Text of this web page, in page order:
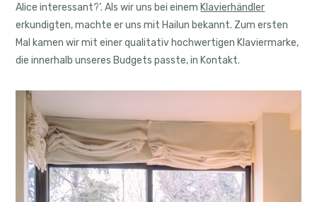
Alice interessant?’. Als wir uns bei einem Klavierhändler
erkundigten, machte er uns mit Hailun bekannt. Zum ersten
Mal kamen wir mit einer qualitativ hochwertigen Klaviermarke,
die innerhalb unseres Budgets passte, in Kontakt.